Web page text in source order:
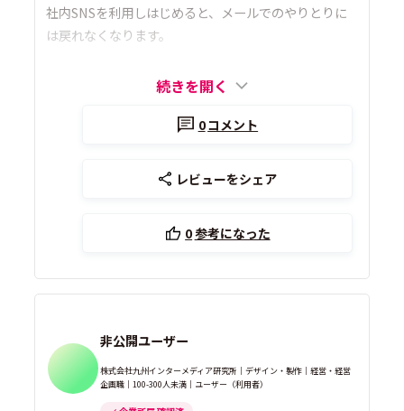
社内SNSを利用しはじめると、メールでのやりとりに
は戻れなくなります。
続きを開く
0コメント
レビューをシェア
0参考になった
非公開ユーザー
株式会社九州インターメディア研究所｜デザイン・製作｜経営・経営
企画職｜100-300人未満｜ユーザー（利用者）